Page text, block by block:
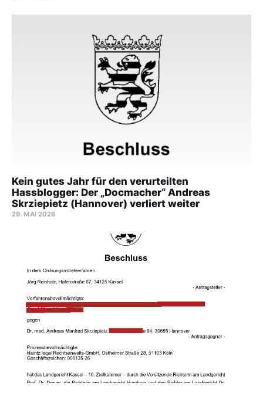
Kein gutes Jahr für den verurteilten
Hassblogger: Der „Docmacher“ Andreas
Skrziepietz (Hannover) verliert weiter
29. MAI 2026